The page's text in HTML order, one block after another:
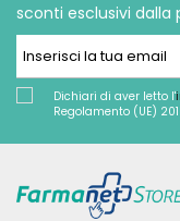
sconti esclusivi dalla
Dichiari di aver letto l'
Regolamento (UE)